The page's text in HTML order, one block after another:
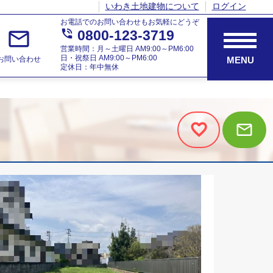
いわき土地建物について ログイン
MENU
mail_outline
問い合わせ
お電話でのお問い合わせもお気軽にどうぞ
phone_in_talk 0800-123-3719
営業時間：月～土曜日 AM9:00～PM6:00
日・祝祭日 AM9:00～PM6:00
定休日：年中無休
mail_outline